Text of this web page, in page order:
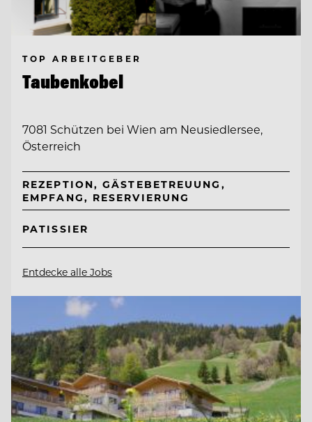
TOP ARBEITGEBER
Taubenkobel
7081 Schützen bei Wien am Neusiedlersee,
Österreich
REZEPTION, GÄSTEBETREUUNG,
EMPFANG, RESERVIERUNG
PATISSIER
Entdecke alle Jobs